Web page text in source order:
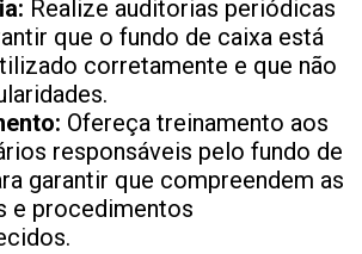
Realize auditorias periódicas
que o fundo de caixa está
corretamente e que não
Ofereça treinamento aos
responsáveis pelo fundo de
garantir que compreendem as
e procedimentos